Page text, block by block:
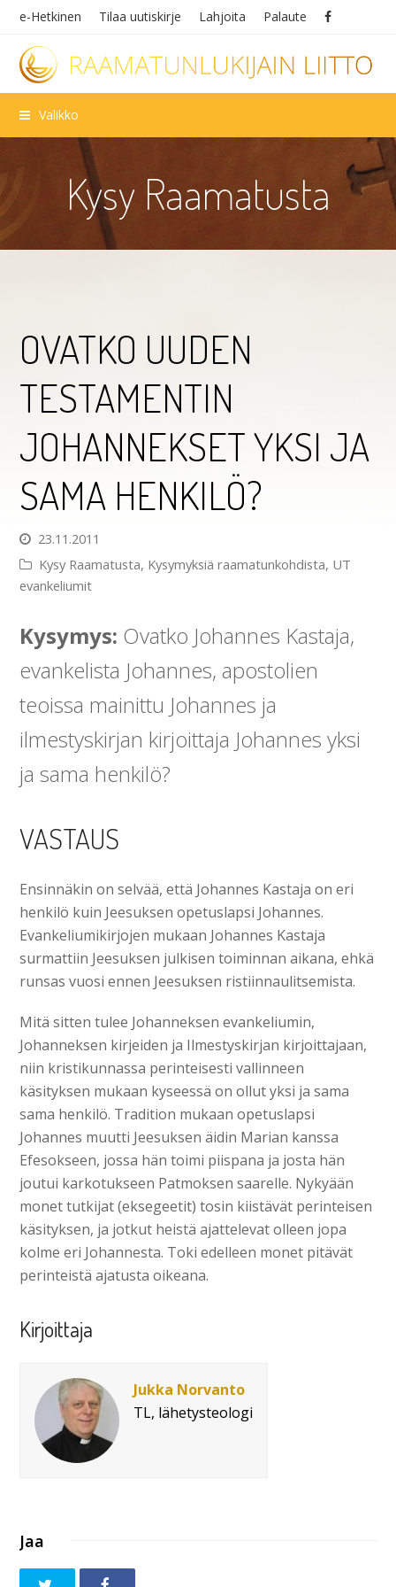
e-Hetkinen Tilaa uutiskirje Lahjoita Palaute
Valikko
Kysy Raamatusta
OVATKO UUDEN
TESTAMENTIN
JOHANNEKSET YKSI JA
SAMA HENKILÖ?
23.11.2011
Kysy Raamatusta, Kysymyksiä raamatunkohdista, UT
evankeliumit
Kysymys: Ovatko Johannes Kastaja,
evankelista Johannes, apostolien
teoissa mainittu Johannes ja
ilmestyskirjan kirjoittaja Johannes yksi
ja sama henkilö?
VASTAUS
Ensinnäkin on selvää, että Johannes Kastaja on eri
henkilö kuin Jeesuksen opetuslapsi Johannes.
Evankeliumikirjojen mukaan Johannes Kastaja
surmattiin Jeesuksen julkisen toiminnan aikana, ehkä
runsas vuosi ennen Jeesuksen ristiinnaulitsemista.
Mitä sitten tulee Johanneksen evankeliumin,
Johanneksen kirjeiden ja Ilmestyskirjan kirjoittajaan,
niin kristikunnassa perinteisesti vallinneen
käsityksen mukaan kyseessä on ollut yksi ja sama
sama henkilö. Tradition mukaan opetuslapsi
Johannes muutti Jeesuksen äidin Marian kanssa
Efesokseen, jossa hän toimi piispana ja josta hän
joutui karkotukseen Patmoksen saarelle. Nykyään
monet tutkijat (eksegeetit) tosin kiistävät perinteisen
käsityksen, ja jotkut heistä ajattelevat olleen jopa
kolme eri Johannesta. Toki edelleen monet pitävät
perinteistä ajatusta oikeana.
Kirjoittaja
Jukka Norvanto
TL, lähetysteologi
Jaa